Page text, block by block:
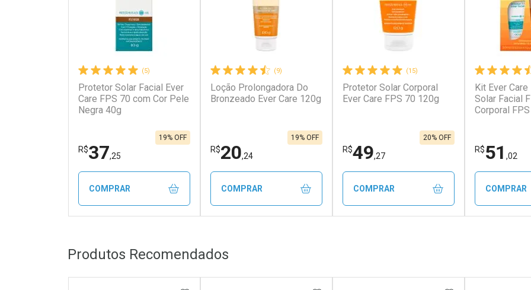
(5)
Protetor Solar Facial Ever
Care FPS 70 com Cor Pele
Negra 40g
R$37,25
19% OFF
COMPRAR
Laboratório
Por Menos
(9)
Loção Prolongadora Do
Bronzeado Ever Care 120g
R$20,24
19% OFF
COMPRAR
Laboratório
Por Menos
(15)
Protetor Solar Corporal
Ever Care FPS 70 120g
R$49,27
20% OFF
COMPRAR
Kit Ever
Solar Facial
Corporal
R$51 ,02
COMPRAR
Produtos Recomendados